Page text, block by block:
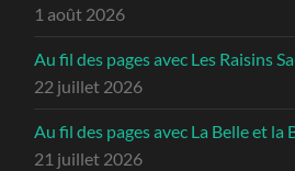
1 août 2026
Au fil des pages avec Les Raisins
22 juillet 2026
Au fil des pages avec La Belle et la
21 juillet 2026